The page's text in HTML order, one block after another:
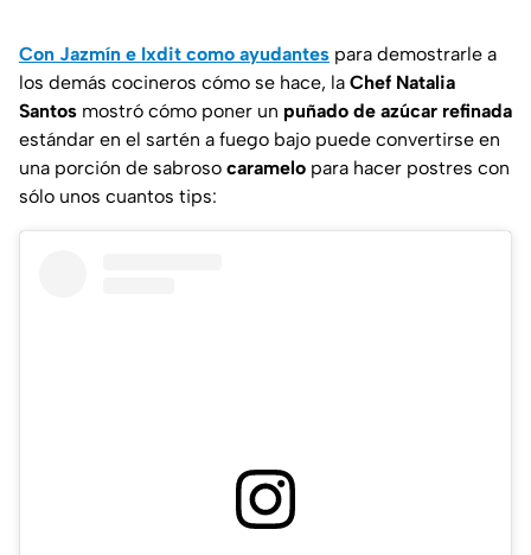
Con Jazmín e Ixdit como ayudantes para demostrarle a
los demás cocineros cómo se hace, la Chef Natalia
Santos mostró cómo poner un puñado de azúcar refinada
estándar en el sartén a fuego bajo puede convertirse en
una porción de sabroso caramelo para hacer postres con
sólo unos cuantos tips: